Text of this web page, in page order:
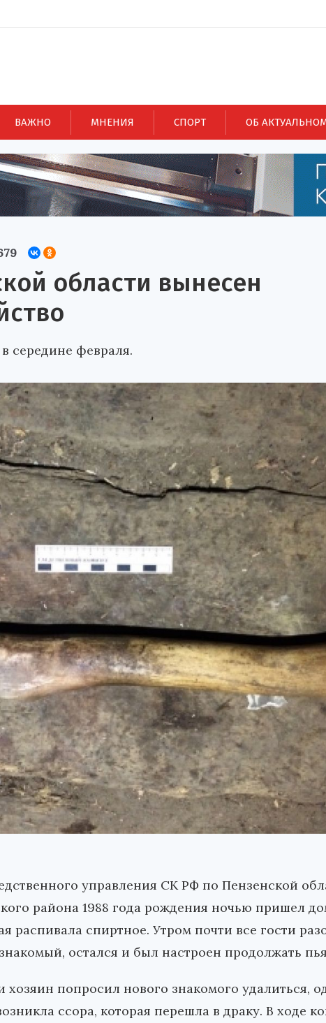
ВАЖНО МНЕНИЯ СПОРТ ОБ
области вынесен
середине февраля.
управления СК РФ по Пензенской
района 1988 года рождения ночью пришел
распивала спиртное. Утром почти все гости
остался и был настроен продолжать
хозяин попросил нового знакомого удалиться,
ссора, которая перешла в драку. В ходе